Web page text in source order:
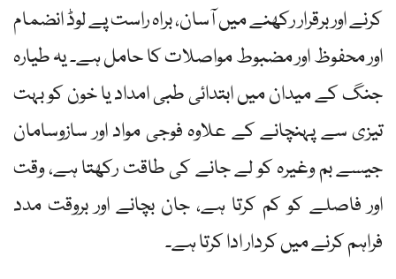
کرنے اور برقرار رکھنے میں آسان، براہ راست پے لوڈ انضمام
اور محفوظ اور مضبوط مواصلات کا حامل ہے۔ یہ طیارہ
جنگ کے میدان میں ابتدائی طبی امداد یا خون کو بہت
تیزی سے پہنچانے کے علاوہ فوجی مواد اور سازوسامان
جیسے بم وغیرہ کو لے جانے کی طاقت رکھتا ہے، وقت
اور فاصلے کو کم کرتا ہے، جان بچانے اور بروقت مدد
فراہم کرنے میں کردار ادا کرتا ہے۔